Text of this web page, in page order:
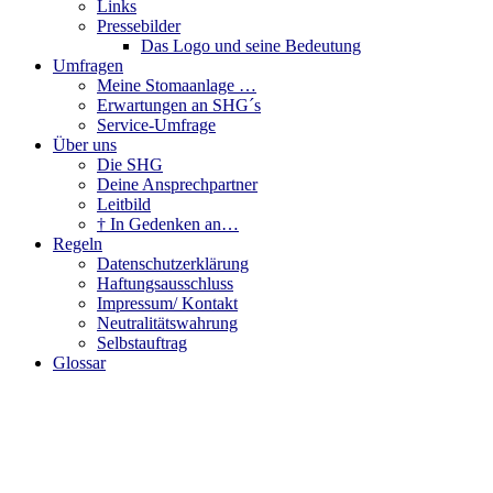
Links
Pressebilder
Das Logo und seine Bedeutung
Umfragen
Meine Stomaanlage …
Erwartungen an SHG´s
Service-Umfrage
Über uns
Die SHG
Deine Ansprechpartner
Leitbild
† In Gedenken an…
Regeln
Datenschutzerklärung
Haftungsausschluss
Impressum/ Kontakt
Neutralitätswahrung
Selbstauftrag
Glossar